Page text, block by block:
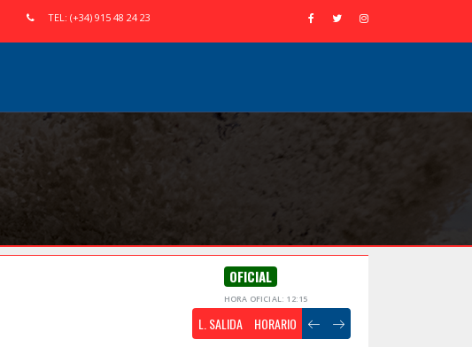
TEL: (+34) 915 48 24 23
OFICIAL
HORA OFICIAL: 12:15
L. SALIDA HORARIO